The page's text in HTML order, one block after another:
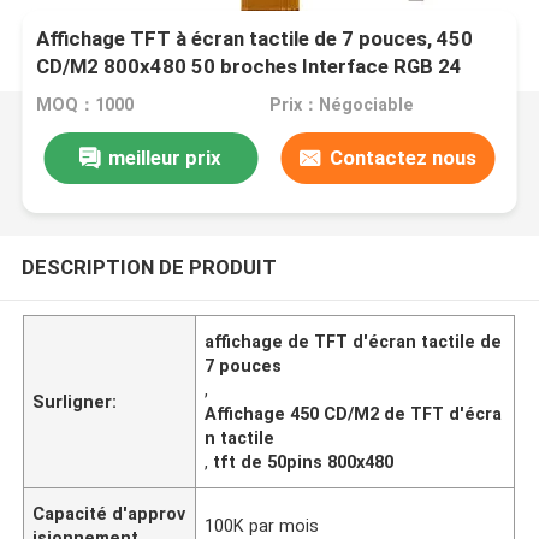
Affichage TFT à écran tactile de 7 pouces, 450
CD/M2 800x480 50 broches Interface RGB 24
bits
MOQ：1000 Prix：Négociable
meilleur prix Contactez nous
DESCRIPTION DE PRODUIT
Surligner:
affichage de TFT d'écran tactile de
7 pouces
,
Affichage 450 CD/M2 de TFT d'écra
n tactile
, tft de 50pins 800x480
Capacité d'approv
100K par mois